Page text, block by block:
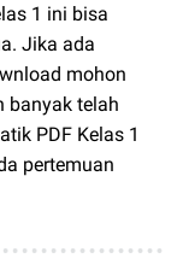
1 ini bisa
Jika ada
mohon
banyak telah
PDF Kelas 1
pertemuan